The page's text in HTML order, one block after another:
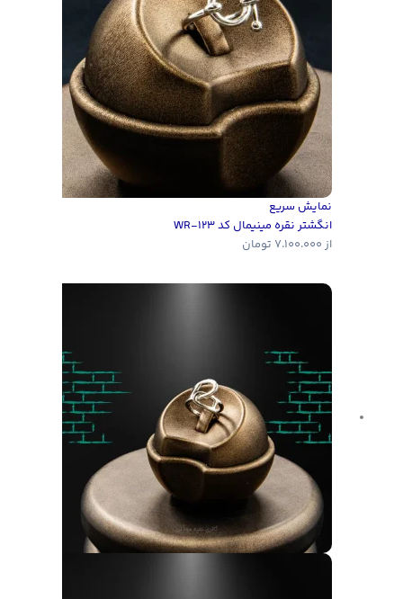
نمایش سریع
انگشتر نقره‌ مینیمال کد WR-123
از 7.100.000 تومان